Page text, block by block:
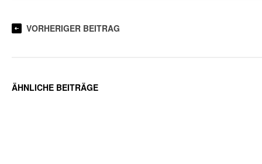
VORHERIGER BEITRAG
ÄHNLICHE BEITRÄGE